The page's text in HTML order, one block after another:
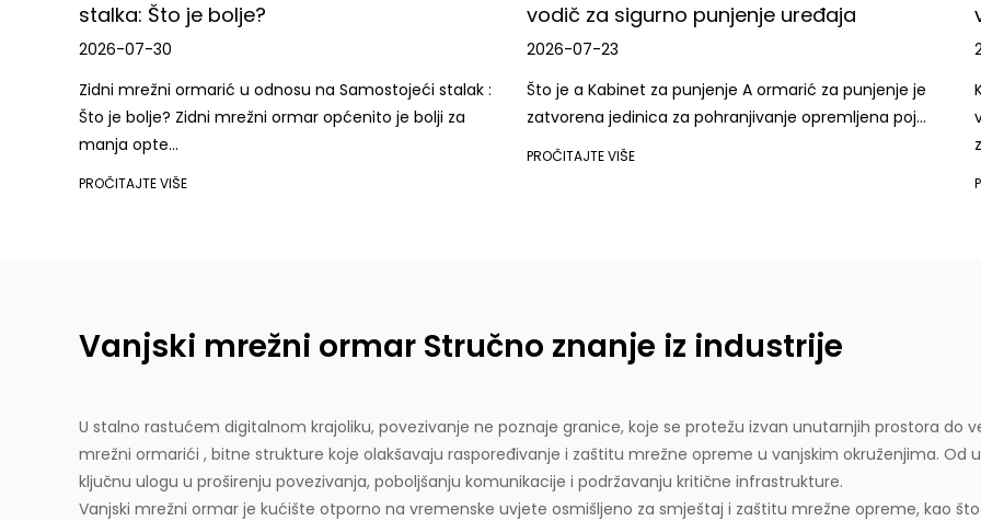
Što je bolje?
ormarić u odnosu na Samostojeći stalak :
Zidni mrežni ormar općenito je bolji za
vodič za sigurno punjenje uređaja
Što je a Kabinet za punjenje A ormarić za punjenje je
zatvorena jedinica za pohranjivanje opremljena poj...
velikoj kupnji
Kratak odgovor:
ventilaciju prije
Vanjski mrežni ormar Stručno znanje iz industrije
U stalno rastućem digitalnom krajoliku, povezivanje ne poznaje granice, koje se protežu izvan unutarnjih prostora do
mrežni ormarići , bitne strukture koje olakšavaju raspoređivanje i zaštitu mrežne opreme u vanjskim okruženjima. Od
ključnu ulogu u proširenju povezivanja, poboljšanju komunikacije i podržavanju kritične infrastrukture.
Vanjski mrežni ormar je kućište otporno na vremenske uvjete osmišljeno za smještaj i zaštitu mrežne opreme, kao